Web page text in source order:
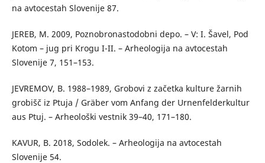
na avtocestah Slovenije 87.
JEREB, M. 2009, Poznobronastodobni depo. – V: I. Šavel, Pod
Kotom – jug pri Krogu I-II. – Arheologija na avtocestah
Slovenije 7, 151–153.
JEVREMOV, B. 1988–1989, Grobovi z začetka kulture žarnih
grobišč iz Ptuja / Gräber vom Anfang der Urnenfelderkultur
aus Ptuj. – Arheološki vestnik 39–40, 171–180.
KAVUR, B. 2018, Sodolek. – Arheologija na avtocestah
Slovenije 54.